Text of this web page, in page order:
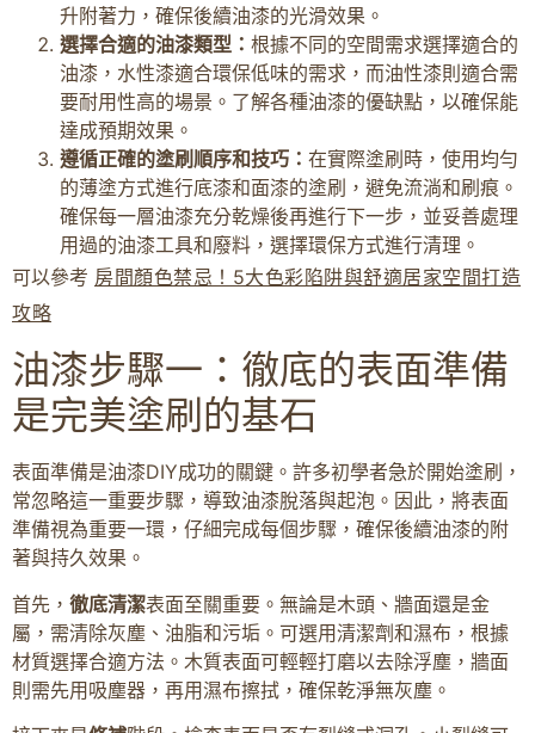
升附著力，確保後續油漆的光滑效果。
選擇合適的油漆類型： 根據不同的空間需求選擇適合的
油漆，水性漆適合環保低味的需求，而油性漆則適合需
要耐用性高的場景。了解各種油漆的優缺點，以確保能
達成預期效果。
遵循正確的塗刷順序和技巧： 在實際塗刷時，使用均勻
的薄塗方式進行底漆和面漆的塗刷，避免流淌和刷痕。
確保每一層油漆充分乾燥後再進行下一步，並妥善處理
用過的油漆工具和廢料，選擇環保方式進行清理。
可以參考 房間顏色禁忌！5大色彩陷阱與舒適居家空間打造
攻略
油漆步驟一：徹底的表面準備
是完美塗刷的基石
表面準備是油漆DIY成功的關鍵。許多初學者急於開始塗刷，
常忽略這一重要步驟，導致油漆脫落與起泡。因此，將表面
準備視為重要一環，仔細完成每個步驟，確保後續油漆的附
著與持久效果。
首先， 徹底清潔表面至關重要。無論是木頭、牆面還是金
屬，需清除灰塵、油脂和污垢。可選用清潔劑和濕布，根據
材質選擇合適方法。木質表面可輕輕打磨以去除浮塵，牆面
則需先用吸塵器，再用濕布擦拭，確保乾淨無灰塵。